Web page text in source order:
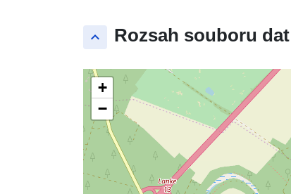
keyboard_arrow_up Rozsah souboru dat
+
−